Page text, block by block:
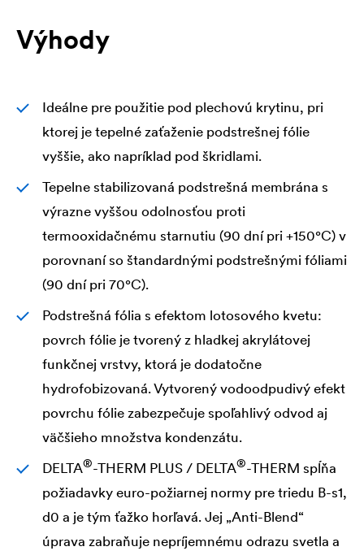
Výhody
Ideálne pre použitie pod plechovú krytinu, pri
ktorej je tepelné zaťaženie podstrešnej fólie
vyššie, ako napríklad pod škridlami.
Tepelne stabilizovaná podstrešná membrána s
výrazne vyššou odolnosťou proti
termooxidačnému starnutiu (90 dní pri +150°C) v
porovnaní so štandardnými podstrešnými fóliami
(90 dní pri 70°C).
Podstrešná fólia s efektom lotosového kvetu:
povrch fólie je tvorený z hladkej akrylátovej
funkčnej vrstvy, ktorá je dodatočne
hydrofobizovaná. Vytvorený vodoodpudivý efekt
povrchu fólie zabezpečuje spoľahlivý odvod aj
väčšieho množstva kondenzátu.
DELTA®-THERM PLUS / DELTA®-THERM spĺňa
požiadavky euro-požiarnej normy pre triedu B-s1,
d0 a je tým ťažko horľavá. Jej „Anti-Blend“
úprava zabraňuje nepríjemnému odrazu svetla a